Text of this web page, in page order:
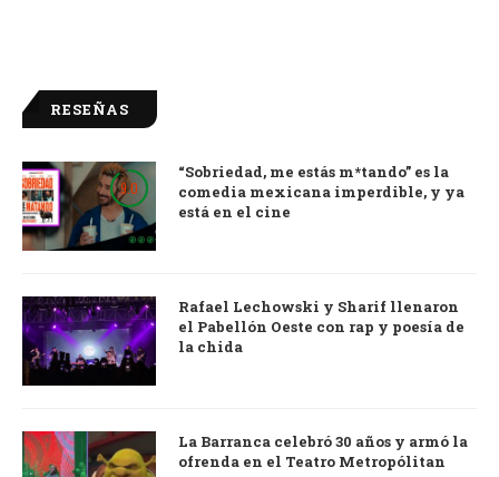
RESEÑAS
9.0
“Sobriedad, me estás m*tando” es la
comedia mexicana imperdible, y ya
está en el cine
Rafael Lechowski y Sharif llenaron
el Pabellón Oeste con rap y poesía de
la chida
La Barranca celebró 30 años y armó la
ofrenda en el Teatro Metropólitan